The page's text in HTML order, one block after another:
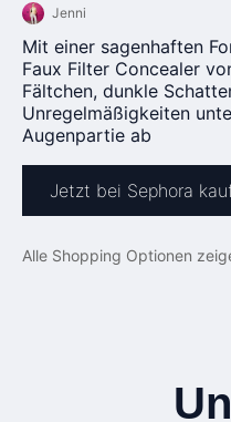
Jenni
Mit einer sagenhaften
Faux Filter Concealer
Fältchen, dunkle
Unregelmäßigkeiten
Augenpartie ab
Jetzt bei Sephora
Alle Shopping Optionen